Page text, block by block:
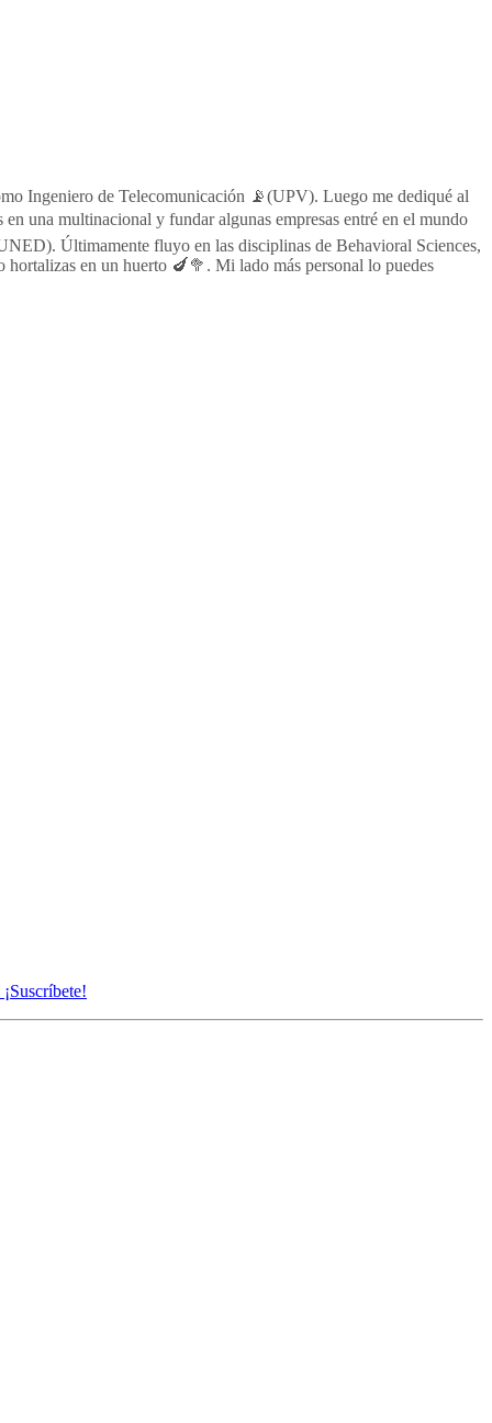
Ingeniero de Telecomunicación 📡(UPV). Luego me dediqué al
una multinacional y fundar algunas empresas entré en el mundo
Últimamente fluyo en las disciplinas de Behavioral Sciences,
en un huerto 🍆🥦. Mi lado más personal lo puedes